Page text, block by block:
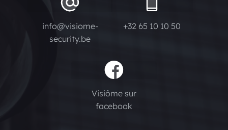
info@visiome-
security.be
+32 65 10 10 50
Visiôme sur
facebook